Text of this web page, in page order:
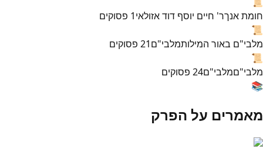
חומת אנךר' חיים יוסף דוד אזולאי1 פסוקים
📜
מלבי"ם באור המילותמלבי"ם21 פסוקים
📜
מלבי"םמלבי"ם24 פסוקים
📚
מאמרים על הפרק